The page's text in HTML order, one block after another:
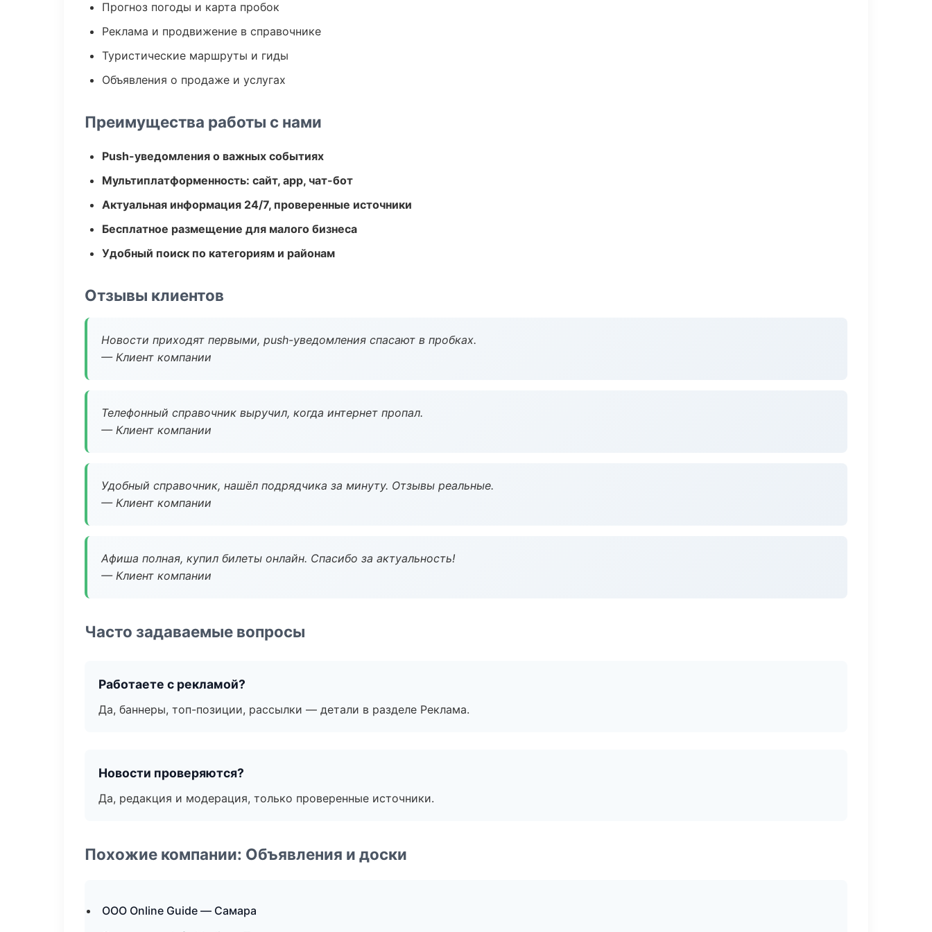
Прогноз погоды и карта пробок
Реклама и продвижение в справочнике
Туристические маршруты и гиды
Объявления о продаже и услугах
Преимущества работы с нами
Push-уведомления о важных событиях
Мультиплатформенность: сайт, app, чат-бот
Актуальная информация 24/7, проверенные источники
Бесплатное размещение для малого бизнеса
Удобный поиск по категориям и районам
Отзывы клиентов
Новости приходят первыми, push-уведомления спасают в пробках.
— Клиент компании
Телефонный справочник выручил, когда интернет пропал.
— Клиент компании
Удобный справочник, нашёл подрядчика за минуту. Отзывы реальные.
— Клиент компании
Афиша полная, купил билеты онлайн. Спасибо за актуальность!
— Клиент компании
Часто задаваемые вопросы
Работаете с рекламой?
Да, баннеры, топ-позиции, рассылки — детали в разделе Реклама.
Новости проверяются?
Да, редакция и модерация, только проверенные источники.
Похожие компании: Объявления и доски
ООО Online Guide — Самара